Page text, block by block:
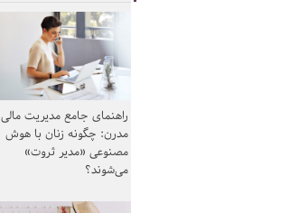
راهنمای جامع مدیریت مالی
مدرن: چگونه زنان با هوش
مصنوعی «مدیر ثروت»
می‌شوند؟